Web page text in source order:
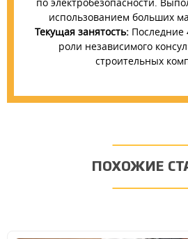
использованием больших
Текущая занятость: Последние
роли независимого
строительных
ПОХОЖИЕ